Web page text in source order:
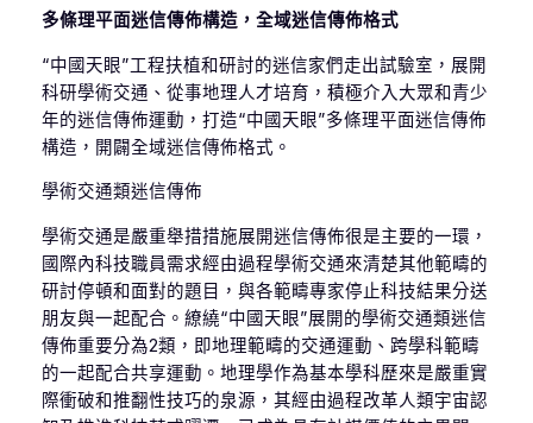
多條理平面迷信傳佈構造，全域迷信傳佈格式
“中國天眼”工程扶植和研討的迷信家們走出試驗室，展開
科研學術交通、從事地理人才培育，積極介入大眾和青少
年的迷信傳佈運動，打造“中國天眼”多條理平面迷信傳佈
構造，開闢全域迷信傳佈格式。
學術交通類迷信傳佈
學術交通是嚴重舉措措施展開迷信傳佈很是主要的一環，
國際內科技職員需求經由過程學術交通來清楚其他範疇的
研討停頓和面對的題目，與各範疇專家停止科技結果分送
朋友與一起配合。繚繞“中國天眼”展開的學術交通類迷信
傳佈重要分為2類，即地理範疇的交通運動、跨學科範疇
的一起配合共享運動。地理學作為基本學科歷來是嚴重實
際衝破和推翻性技巧的泉源，其經由過程改革人類宇宙認